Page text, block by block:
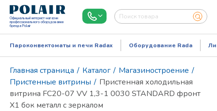
Официальный интернет-магазин
профессионального оборудования
бренда Polair
Пароконвектоматы и печи Radax Оборудование Rada
Главная страница / Каталог / Магазиностроение /
Пристенные витрины / Пристенная холодильная
витрина FC20-07 VV 1,3-1 0030 STANDARD фронт
X1 бок металл с зеркалом